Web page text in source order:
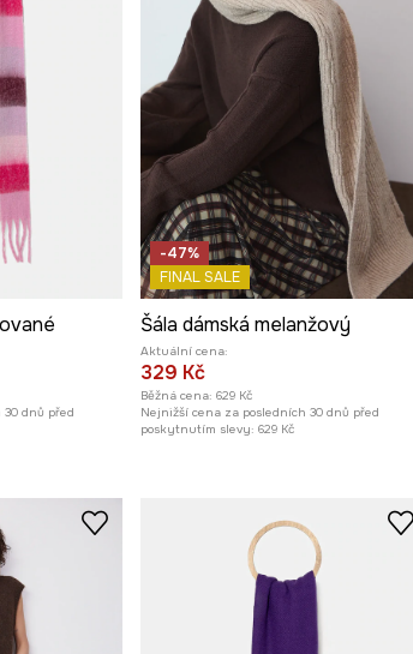
dnů před
-47%
FINAL SALE
Šála dámská melanžový
Aktuální cena:
329 Kč
Běžná cena: 629 Kč
Nejnižší cena za posledních 30 dnů před
poskytnutím slevy: 629 Kč